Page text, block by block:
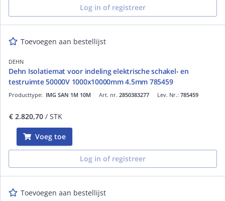
Log in of registreer
Toevoegen aan bestellijst
DEHN
Dehn Isolatiemat voor indeling elektrische schakel- en
testruimte 50000V 1000x10000mm 4.5mm 785459
Art. nr. 2850383277
Producttype: IMG SAN 1M 10M Lev. Nr.: 785459
€ 2.820,70 / STK
Voeg toe
Log in of registreer
Toevoegen aan bestellijst